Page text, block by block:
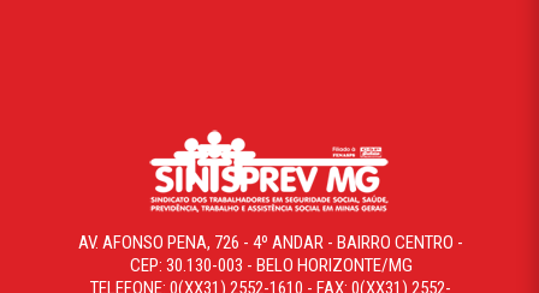
AV. AFONSO PENA, 726 - 4º ANDAR - BAIRRO CENTRO -
CEP: 30.130-003 - BELO HORIZONTE/MG
TELEFONE: 0(XX31) 2552-1610 - FAX: 0(XX31) 2552-